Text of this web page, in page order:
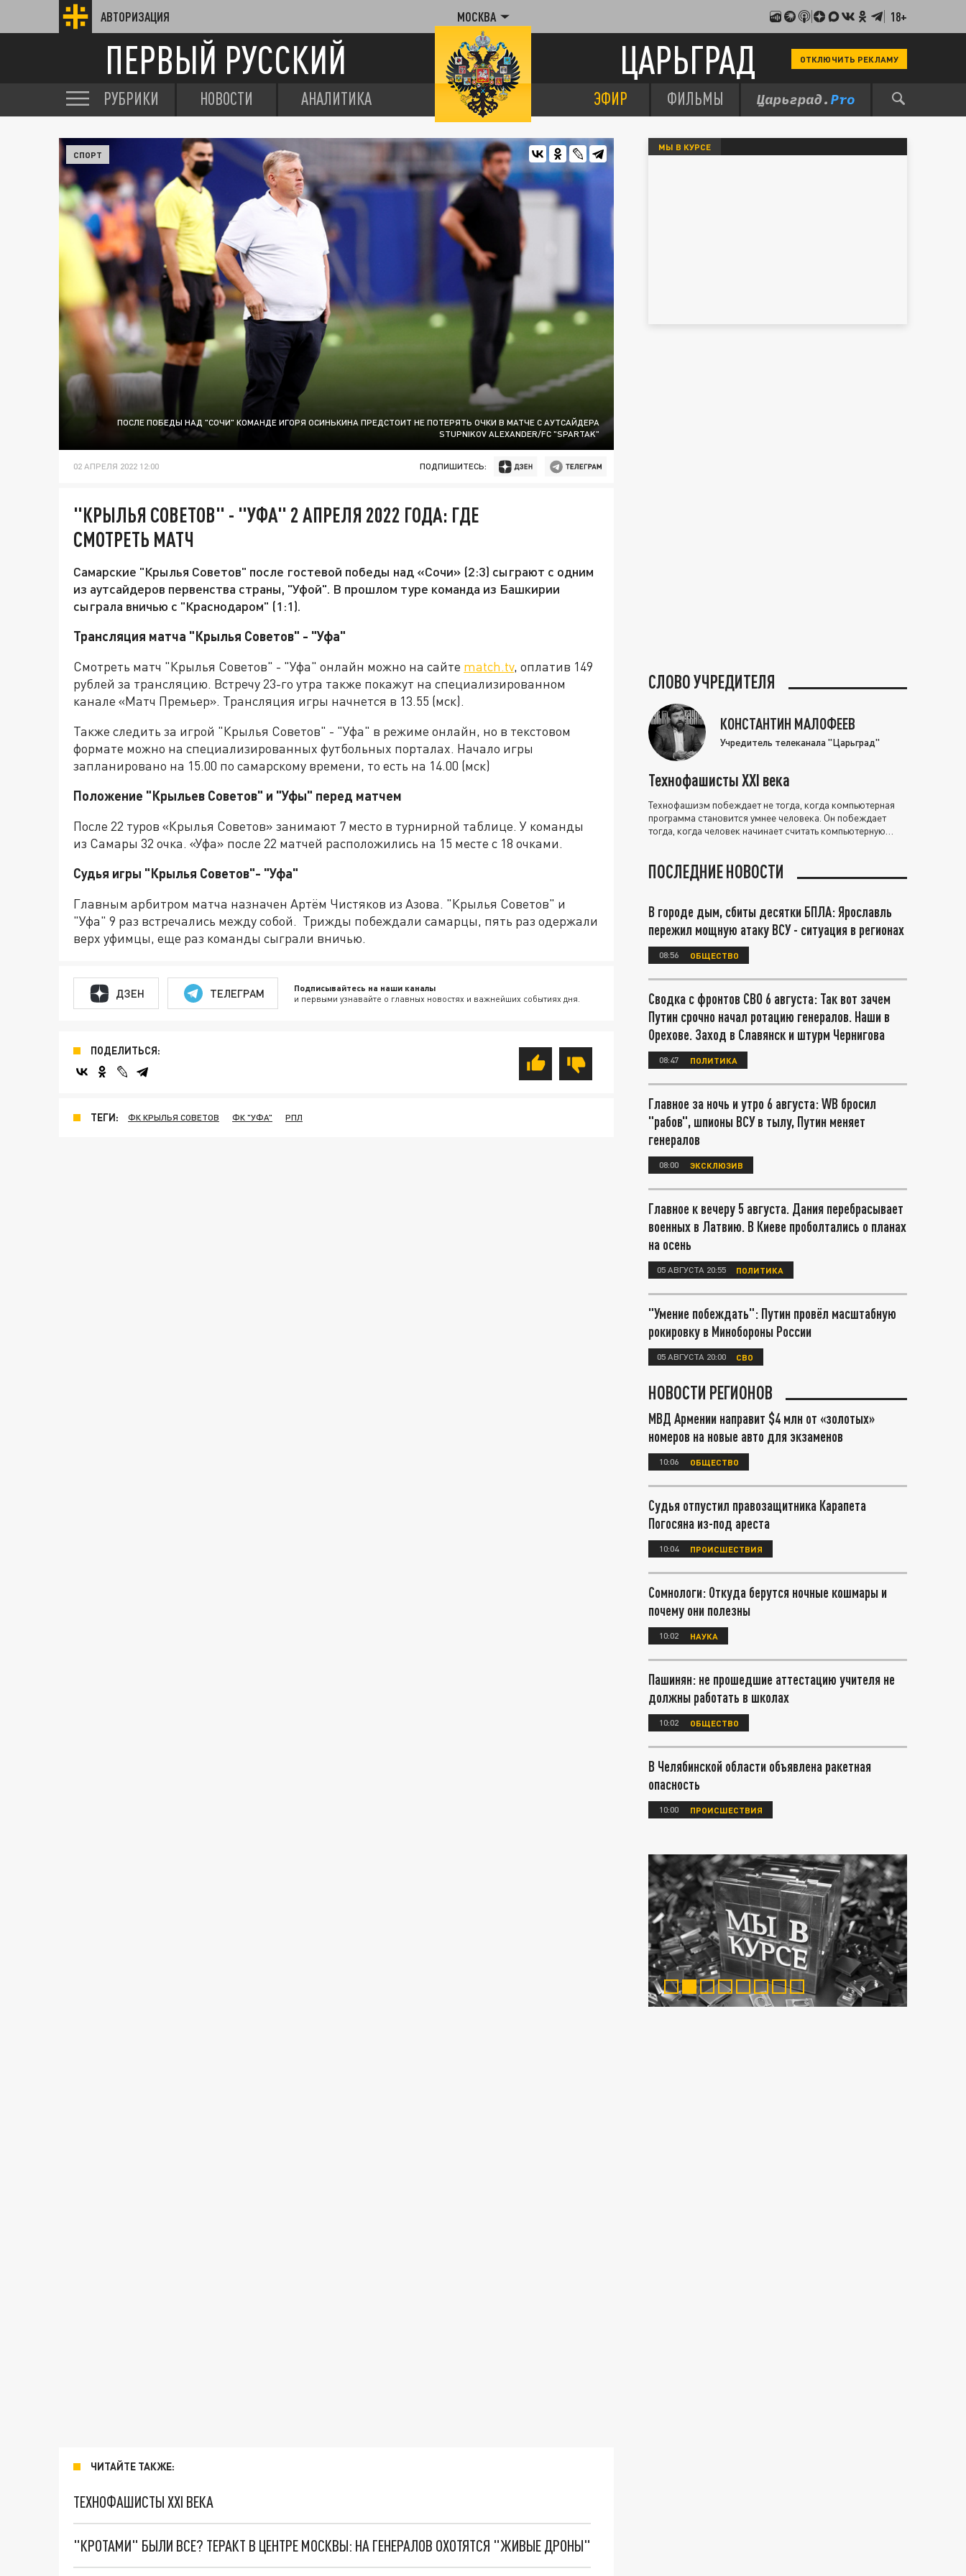
АВТОРИЗАЦИЯ МОСКВА 18+
ПЕРВЫЙ РУССКИЙ ЦАРЬГРАД ОТКЛЮЧИТЬ РЕКЛАМУ
РУБРИКИ НОВОСТИ АНАЛИТИКА ЭФИР ФИЛЬМЫ
ПОСЛЕ ПОБЕДЫ НАД "СОЧИ" КОМАНДЕ ИГОРЯ ОСИНЬКИНА ПРЕДСТОИТ НЕ ПОТЕРЯТЬ ОЧКИ В МАТЧЕ С АУТСАЙДЕРА
STUPNIKOV ALEXANDER/FC "SPARTAK"
СПОРТ
02 АПРЕЛЯ 2022 12:00 ПОДПИШИТЕСЬ:
"КРЫЛЬЯ СОВЕТОВ" - "УФА" 2 АПРЕЛЯ 2022 ГОДА: ГДЕ
СМОТРЕТЬ МАТЧ
Самарские "Крылья Советов" после гостевой победы над «Сочи» (2:3) сыграют с одним
из аутсайдеров первенства страны, "Уфой". В прошлом туре команда из Башкирии
сыграла вничью с "Краснодаром" (1:1).
Трансляция матча "Крылья Советов" - "Уфа"
Смотреть матч "Крылья Советов" - "Уфа" онлайн можно на сайте match.tv, оплатив 149
рублей за трансляцию. Встречу 23-го утра также покажут на специализированном
канале «Матч Премьер». Трансляция игры начнется в 13.55 (мск).
Также следить за игрой "Крылья Советов" - "Уфа" в режиме онлайн, но в текстовом
формате можно на специализированных футбольных порталах. Начало игры
запланировано на 15.00 по самарскому времени, то есть на 14.00 (мск)
Положение "Крыльев Советов" и "Уфы" перед матчем
После 22 туров «Крылья Советов» занимают 7 место в турнирной таблице. У команды
из Самары 32 очка. «Уфа» после 22 матчей расположились на 15 месте с 18 очками.
Cудья игры "Крылья Советов"- "Уфа"
Главным арбитром матча назначен Артём Чистяков из Азова. "Крылья Советов" и
"Уфа" 9 раз встречались между собой. Трижды побеждали самарцы, пять раз одержали
верх уфимцы, еще раз команды сыграли вничью.
ДЗЕН ТЕЛЕГРАМ Подписывайтесь на наши каналы
и первыми узнавайте о главных новостях и важнейших событиях дня.
ПОДЕЛИТЬСЯ:
ТЕГИ: ФК КРЫЛЬЯ СОВЕТОВ ФК "УФА" РПЛ
ЧИТАЙТЕ ТАКЖЕ:
ТЕХНОФАШИСТЫ XXI ВЕКА
"КРОТАМИ" БЫЛИ ВСЕ? ТЕРАКТ В ЦЕНТРЕ МОСКВЫ: НА ГЕНЕРАЛОВ ОХОТЯТСЯ "ЖИВЫЕ ДРОНЫ"
МЫ В КУРСЕ
СЛОВО УЧРЕДИТЕЛЯ
КОНСТАНТИН МАЛОФЕЕВ
Учредитель телеканала "Царьград"
Технофашисты XXI века
Технофашизм побеждает не тогда, когда компьютерная
программа становится умнее человека. Он побеждает
тогда, когда человек начинает считать компьютерную
ПОСЛЕДНИЕ НОВОСТИ
В городе дым, сбиты десятки БПЛА: Ярославль
пережил мощную атаку ВСУ - ситуация в регионах
08:56 ОБЩЕСТВО
Сводка с фронтов СВО 6 августа: Так вот зачем
Путин срочно начал ротацию генералов. Наши в
Орехове. Заход в Славянск и штурм Чернигова
08:47 ПОЛИТИКА
Главное за ночь и утро 6 августа: WB бросил
"рабов", шпионы ВСУ в тылу, Путин меняет
генералов
08:00 ЭКСКЛЮЗИВ
Главное к вечеру 5 августа. Дания перебрасывает
военных в Латвию. В Киеве проболтались о планах
на осень
05 АВГУСТА 20:55 ПОЛИТИКА
"Умение побеждать": Путин провёл масштабную
рокировку в Минобороны России
05 АВГУСТА 20:00 СВО
НОВОСТИ РЕГИОНОВ
МВД Армении направит $4 млн от «золотых»
номеров на новые авто для экзаменов
10:06 ОБЩЕСТВО
Судья отпустил правозащитника Карапета
Погосяна из-под ареста
10:04 ПРОИСШЕСТВИЯ
Сомнологи: Откуда берутся ночные кошмары и
почему они полезны
10:02 НАУКА
Пашинян: не прошедшие аттестацию учителя не
должны работать в школах
10:02 ОБЩЕСТВО
В Челябинской области объявлена ракетная
опасность
10:00 ПРОИСШЕСТВИЯ